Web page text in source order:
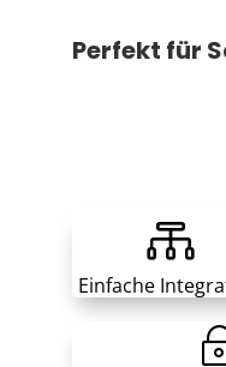
Perfekt für

Einfache